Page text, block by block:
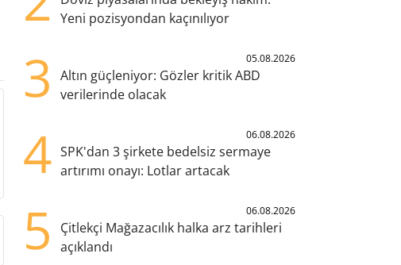
Yeni pozisyondan kaçınılıyor
3 05.08.2026
Altın güçleniyor: Gözler kritik ABD
verilerinde olacak
4 06.08.2026
SPK'dan 3 şirkete bedelsiz sermaye
artırımı onayı: Lotlar artacak
5 06.08.2026
Çitlekçi Mağazacılık halka arz tarihleri
açıklandı